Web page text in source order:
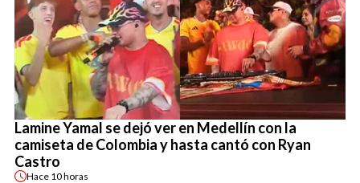
Lamine Yamal se dejó ver en Medellín con la
camiseta de Colombia y hasta cantó con Ryan
Castro
Hace 10 horas